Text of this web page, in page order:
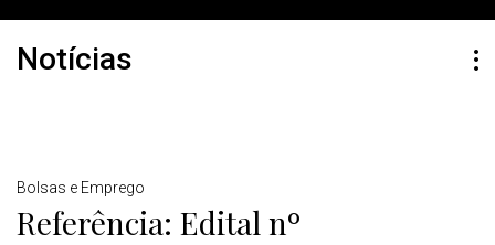
Notícias
Detalhes
Bolsas e Emprego
Referência: Edital nº